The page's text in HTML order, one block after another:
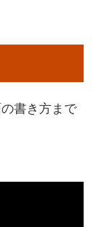
書き方まで